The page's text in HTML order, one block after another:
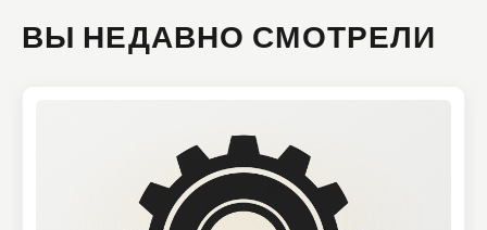
ВЫ НЕДАВНО СМОТРЕЛИ